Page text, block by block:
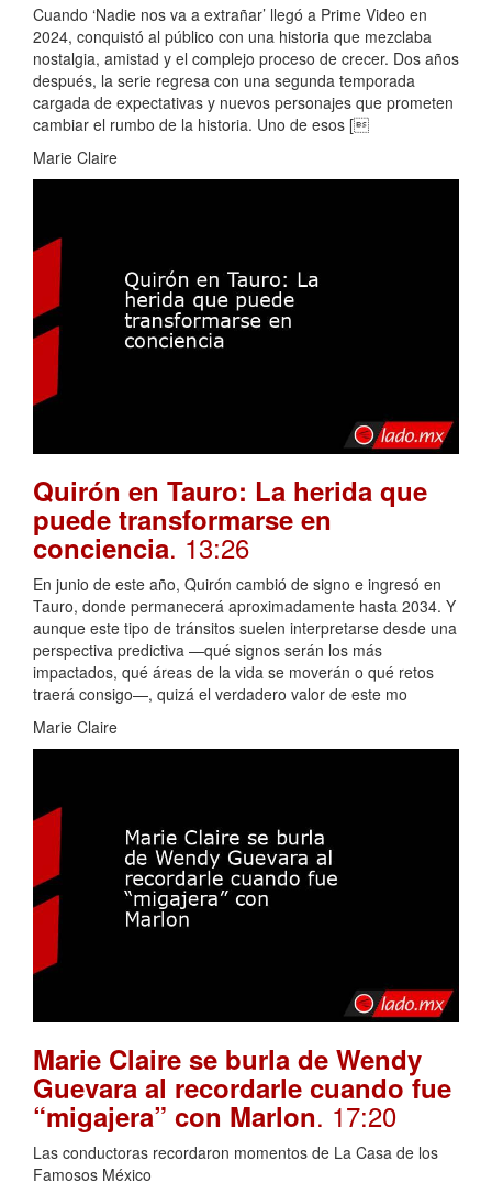
Cuando ‘Nadie nos va a extrañar’ llegó a Prime Video en
2024, conquistó al público con una historia que mezclaba
nostalgia, amistad y el complejo proceso de crecer. Dos años
después, la serie regresa con una segunda temporada
cargada de expectativas y nuevos personajes que prometen
cambiar el rumbo de la historia. Uno de esos [
Marie Claire
Quirón en Tauro: La herida que
puede transformarse en
conciencia. 13:26
En junio de este año, Quirón cambió de signo e ingresó en
Tauro, donde permanecerá aproximadamente hasta 2034. Y
aunque este tipo de tránsitos suelen interpretarse desde una
perspectiva predictiva —qué signos serán los más
impactados, qué áreas de la vida se moverán o qué retos
traerá consigo—, quizá el verdadero valor de este mo
Marie Claire
Marie Claire se burla de Wendy
Guevara al recordarle cuando fue
“migajera” con Marlon. 17:20
Las conductoras recordaron momentos de La Casa de los
Famosos México